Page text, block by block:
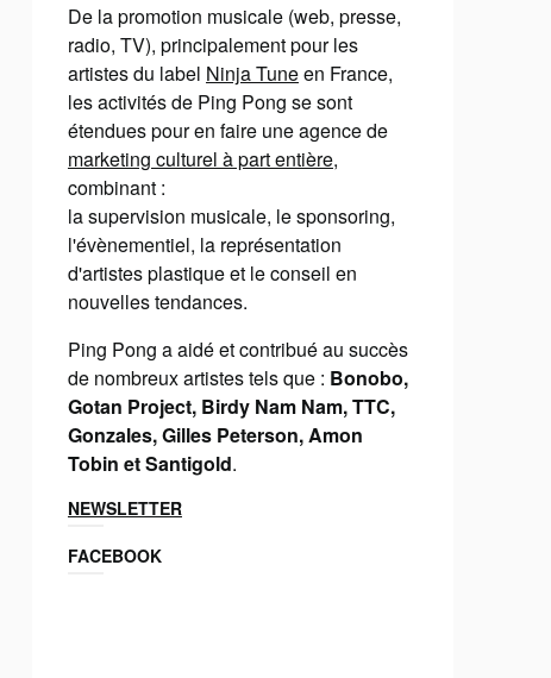
De la promotion musicale (web, presse,
radio, TV), principalement pour les
artistes du label Ninja Tuneen France,
les activités de Ping Pong se sont
étendues pour en faire une agence de
marketing culturel à part entière,
combinant :
la supervision musicale, le sponsoring,
l'évènementiel, la représentation
d'artistes plastique et le conseil en
nouvelles tendances.
Ping Pong a aidé et contribué au succès
de nombreux artistes tels que : Bonobo,
Gotan Project, Birdy Nam Nam, TTC,
Gonzales, Gilles Peterson, Amon
Tobin et Santigold.
NEWSLETTER
FACEBOOK